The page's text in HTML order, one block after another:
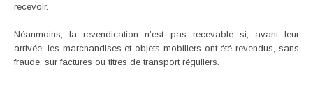
recevoir.
Néanmoins, la revendication n’est pas recevable si, avant leur
arrivée, les marchandises et objets mobiliers ont été revendus, sans
fraude, sur factures ou titres de transport réguliers.